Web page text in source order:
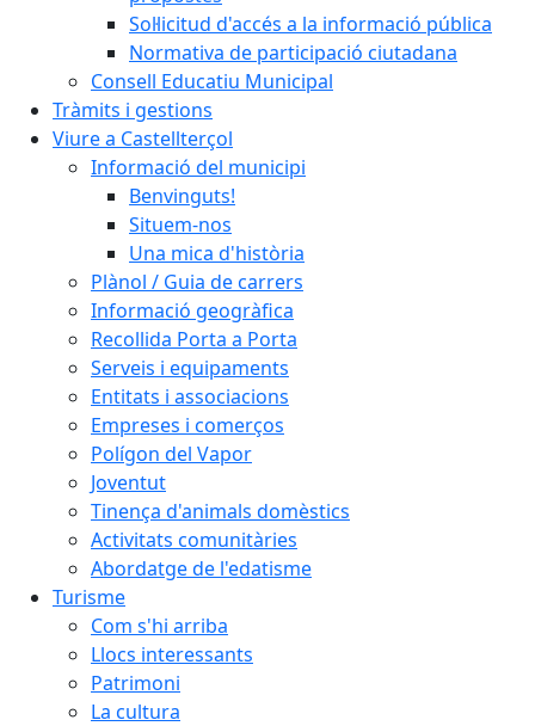
Sol·licitud d'accés a la informació pública
Normativa de participació ciutadana
Consell Educatiu Municipal
Tràmits i gestions
Viure a Castellterçol
Informació del municipi
Benvinguts!
Situem-nos
Una mica d'història
Plànol / Guia de carrers
Informació geogràfica
Recollida Porta a Porta
Serveis i equipaments
Entitats i associacions
Empreses i comerços
Polígon del Vapor
Joventut
Tinença d'animals domèstics
Activitats comunitàries
Abordatge de l'edatisme
Turisme
Com s'hi arriba
Llocs interessants
Patrimoni
La cultura